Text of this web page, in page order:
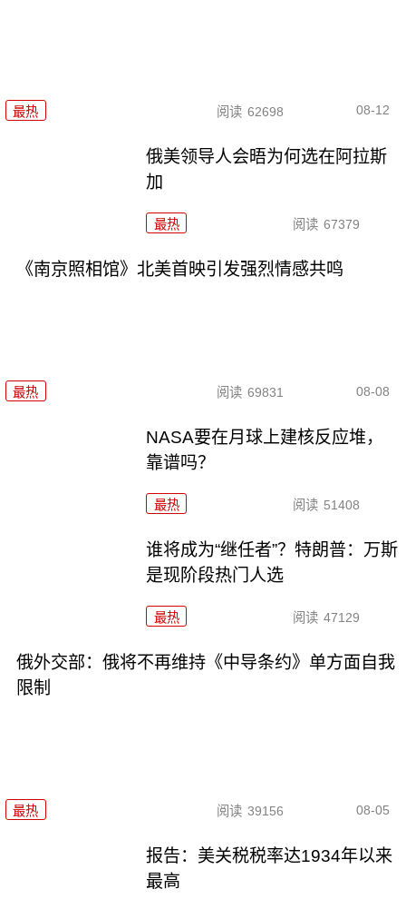
最热 阅读 62698 08-12
俄美领导人会晤为何选在阿拉斯
加
最热 阅读 67379
《南京照相馆》北美首映引发强烈情感共鸣
最热 阅读 69831 08-08
NASA要在月球上建核反应堆，
靠谱吗？
最热 阅读 51408
谁将成为“继任者”？特朗普：万斯
是现阶段热门人选
最热 阅读 47129
俄外交部：俄将不再维持《中导条约》单方面自我
限制
最热 阅读 39156 08-05
报告：美关税税率达1934年以来
最高